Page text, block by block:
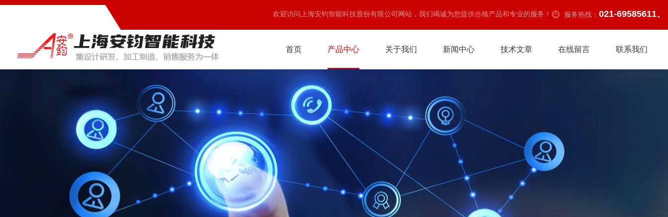
欢迎访问上海安钧智能科技股份有限公司网站，我们竭诚为您提供合格产品和专业的服务！ 服务热线： 021-69585611、
首页 产品中心 关于我们 新闻中心 技术文章 在线留言 联系我们